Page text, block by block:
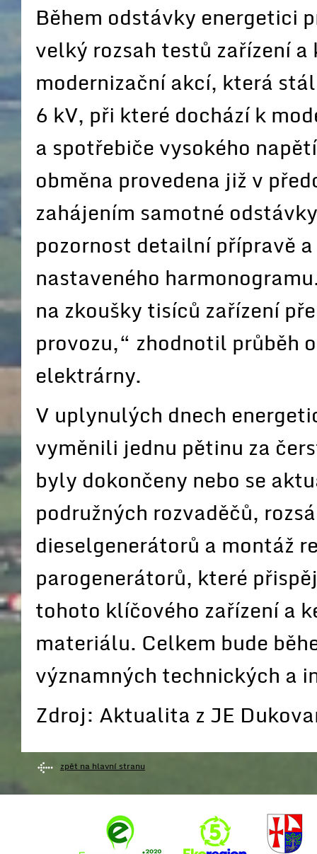
Během odstávky energetici
velký rozsah testů zařízení
modernizační akcí, která
6 kV, při které dochází k
a spotřebiče vysokého
obměna provedena již v
zahájením samotné
pozornost detailní přípravě
nastaveného
na zkoušky tisíců zařízení
provozu,“ zhodnotil průběh
elektrárny.
V uplynulých dnech
vyměnili jednu pětinu za
byly dokončeny nebo se
podružných rozvaděčů,
dieselgenerátorů a montáž
parogenerátorů, které
tohoto klíčového zařízení a
materiálu. Celkem bude
významných technických a
Zdroj: Aktualita z JE
zpět na hlavní stranu